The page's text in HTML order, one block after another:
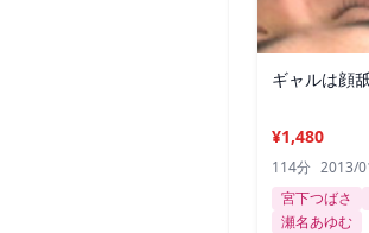
ギャルは顔
¥1,480
114分 2013/
宮下つばさ
瀬名あゆむ